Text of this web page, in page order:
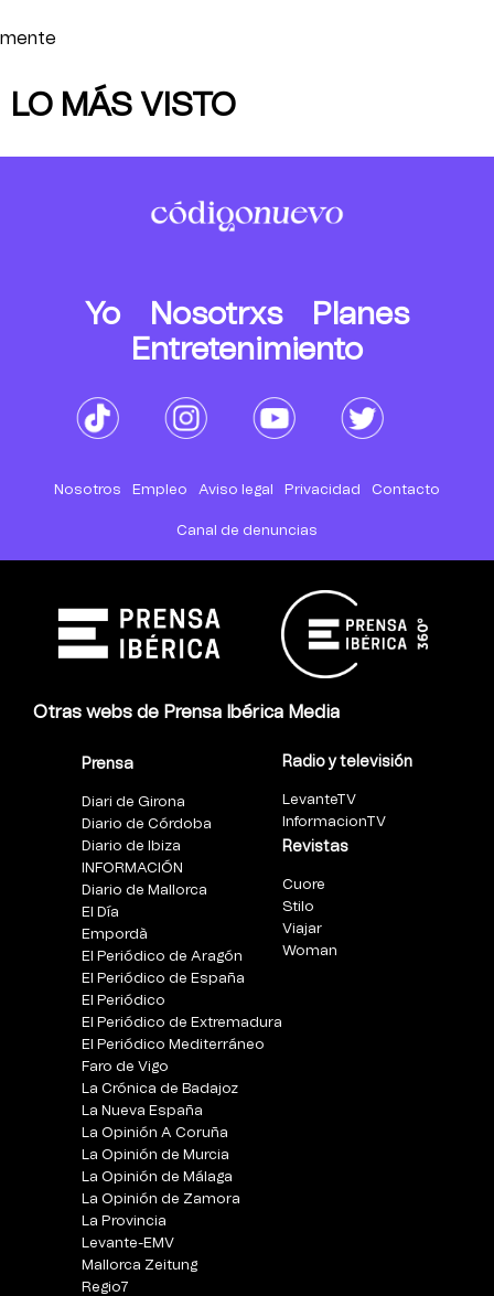
mente
LO MÁS VISTO
Yo Nosotrxs
Planes
Entretenimiento
Nosotros Empleo Aviso legal Privacidad Contacto
Canal de denuncias
Otras webs de Prensa Ibérica Media
Prensa
Diari de Girona
Diario de Córdoba
Diario de Ibiza
INFORMACIÓN
Diario de Mallorca
El Día
Empordà
El Periódico de Aragón
El Periódico de España
El Periódico
El Periódico de Extremadura
El Periódico Mediterráneo
Faro de Vigo
La Crónica de Badajoz
La Nueva España
La Opinión A Coruña
La Opinión de Murcia
La Opinión de Málaga
La Opinión de Zamora
La Provincia
Levante-EMV
Mallorca Zeitung
Regio7
Radio y televisión
LevanteTV
InformacionTV
Revistas
Cuore
Stilo
Viajar
Woman